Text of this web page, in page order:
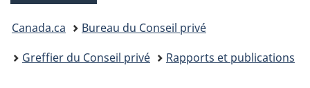
Vous
êtes
Canada.ca
Bureau du Conseil privé
Greffier du Conseil privé
Rapports et publications